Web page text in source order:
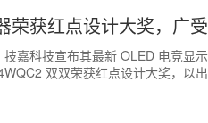
荣获红点设计大奖，广
嘉科技宣布其最新 OLED 电竞显
双双荣获红点设计大奖，以